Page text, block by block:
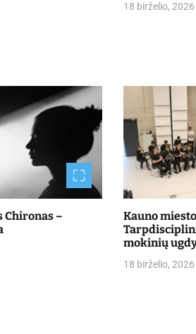
18 birželio, 2026
Chironas –
Kauno
mokinių
šventė
18 birželio, 2026